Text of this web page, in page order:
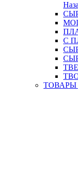
С
ТОВАРЫ